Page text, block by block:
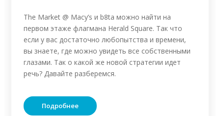
The Market @ Macy’s и b8ta можно найти на
первом этаже флагмана Herald Square. Так что
если у вас достаточно любопытства и времени,
вы знаете, где можно увидеть все собственными
глазами. Так о какой же новой стратегии идет
речь? Давайте разберемся.
Подробнее